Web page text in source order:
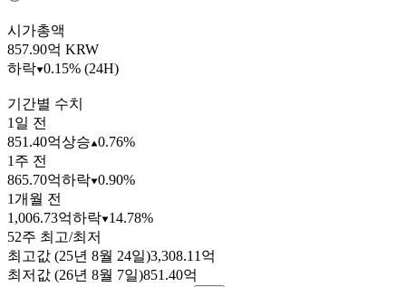
시가총액
857.90억 KRW
하락 0.15% (24H)
기간별 수치
1일 전
851.40억상승 0.76%
1주 전
865.70억하락 0.90%
1개월 전
1,006.73억하락 14.78%
52주 최고/최저
최고값 (25년 8월 24일)3,308.11억
최저값 (26년 8월 7일)851.40억